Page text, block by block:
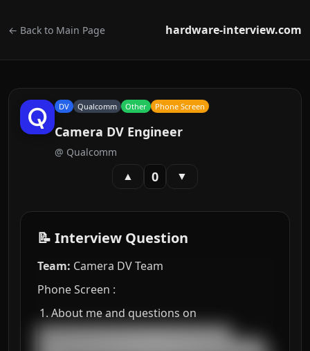
← Back to Main Page hardware-interview.com
DV Qualcomm Other Phone Screen
Camera DV Engineer
@ Qualcomm
▲ 0 ▼
📝 Interview Question
Team: Camera DV Team
Phone Screen :
About me and questions on
███████████████████████████████████
█████████████████████████████████████████